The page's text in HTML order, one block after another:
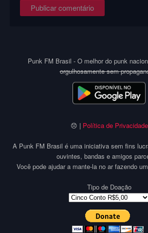
Punk FM Brasil - O melhor do punk
orgulhosamente sem
😞 | Política de Privacidade
A Punk FM Brasil é uma iniciativa sem fins
ouvintes, bandas e amigos
Você pode ajudar a mante-la no ar fazendo
Tipo de Doação